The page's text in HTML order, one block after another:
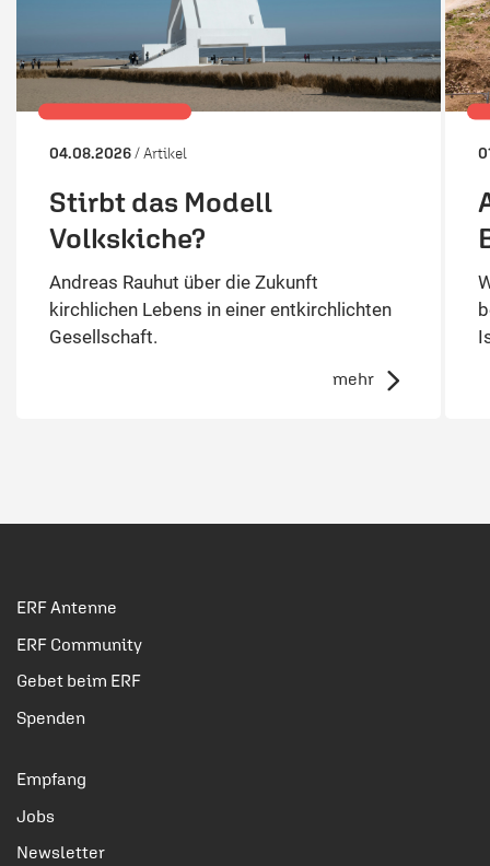
04.08.2026/ Artikel
Stirbt das Modell
Volkskiche?
Andreas Rauhut über die Zukunft
kirchlichen Lebens in einer entkirchlichten
Gesellschaft.
mehr
ERF Antenne
ERF Community
Gebet beim ERF
Spenden
Empfang
Jobs
Newsletter